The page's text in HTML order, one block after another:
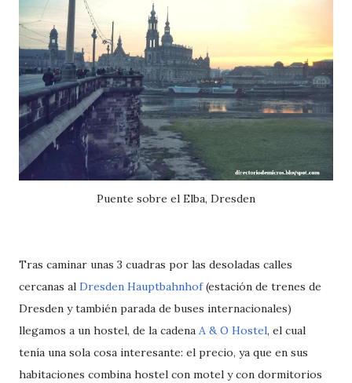
Puente sobre el Elba, Dresden
Tras caminar unas 3 cuadras por las desoladas calles
cercanas al Dresden Hauptbahnhof(estación de trenes de
Dresden y también parada de buses internacionales)
llegamos a un hostel, de la cadena A & O Hostel, el cual
tenía una sola cosa interesante: el precio, ya que en sus
habitaciones combina hostel con motel y con dormitorios